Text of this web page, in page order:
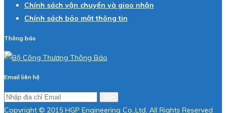
Chính sách vận chuyển và giao nhận
Chính sách bảo mật thông tin
Thông báo
Email liên hệ
Copyright © 2015 HGP Engineering Co.,Ltd. All Rights Reserved